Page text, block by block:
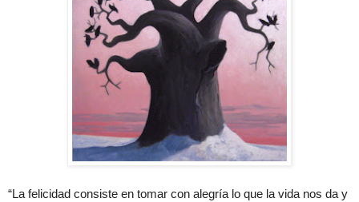
“La felicidad consiste en tomar con alegría lo que la vida nos da y